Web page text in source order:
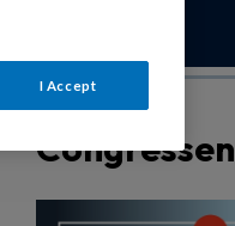
Congressen
I Accept